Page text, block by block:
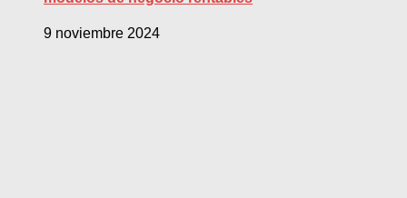
9 noviembre 2024